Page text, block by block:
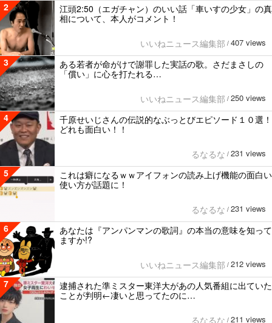
2
江頭2:50（エガチャン）のいい話「車いすの少女」の真
相について、本人がコメント！
いいねニュース編集部 / 407 views
3
ある若者が命がけで謝罪した実話の歌。さだまさしの
「償い」に心を打たれる…
いいねニュース編集部 / 250 views
4
千原せいじさんの伝説的なぶっとびエピソード１０選！
どれも面白い！！
るなるな / 231 views
5
これは癖になるｗｗアイフォンの読み上げ機能の面白い
使い方が話題に！
るなるな / 231 views
6
あなたは『アンパンマンの歌詞』の本当の意味を知って
ますか!?
いいねニュース編集部 / 212 views
7
逮捕された準ミスター東洋大があの人気番組に出ていた
ことが判明←凄いと思ってたのに…
るなるな / 211 views